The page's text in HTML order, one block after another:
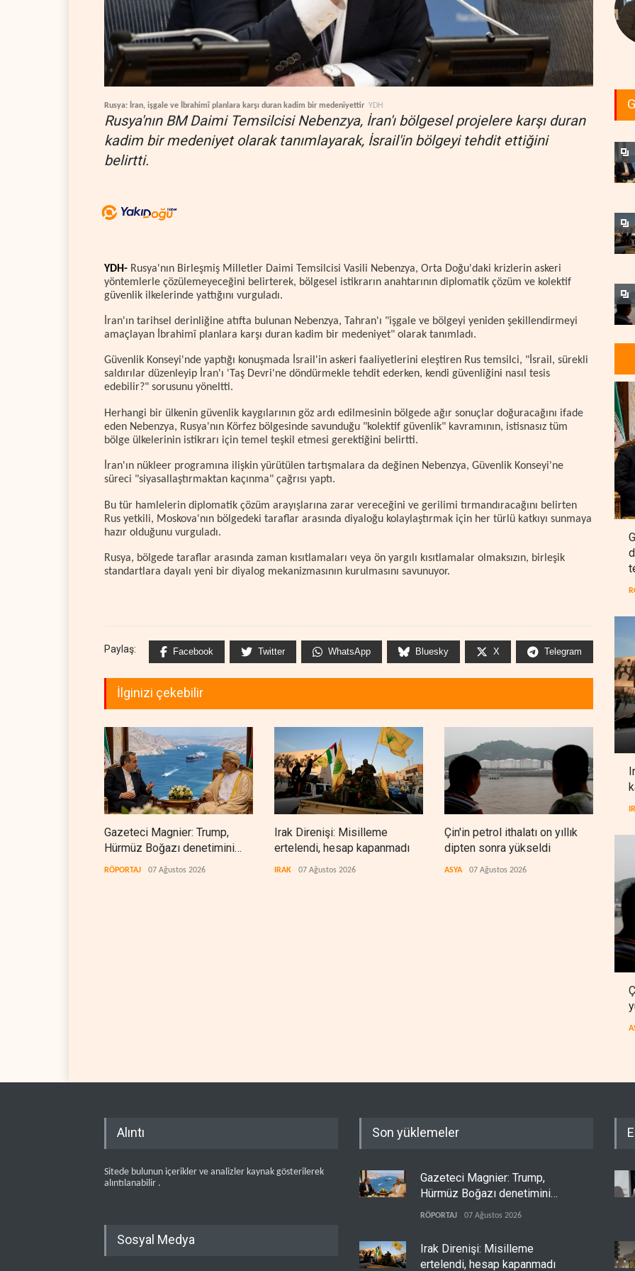
Rusya: İran, işgale ve İbrahimî planlara karşı duran kadim bir medeniyettir YDH
Rusya'nın BM Daimi Temsilcisi Nebenzya, İran'ı bölgesel projelere karşı duran
kadim bir medeniyet olarak tanımlayarak, İsrail'in bölgeyi tehdit ettiğini
belirtti.
YDH- Rusya'nın Birleşmiş Milletler Daimi Temsilcisi Vasili Nebenzya, Orta Doğu'daki krizlerin askeri
yöntemlerle çözülemeyeceğini belirterek, bölgesel istikrarın anahtarının diplomatik çözüm ve kolektif
güvenlik ilkelerinde yattığını vurguladı.
İran'ın tarihsel derinliğine atıfta bulunan Nebenzya, Tahran'ı "işgale ve bölgeyi yeniden şekillendirmeyi
amaçlayan İbrahimî planlara karşı duran kadim bir medeniyet" olarak tanımladı.
Güvenlik Konseyi'nde yaptığı konuşmada İsrail'in askeri faaliyetlerini eleştiren Rus temsilci, "İsrail, sürekli
saldırılar düzenleyip İran'ı 'Taş Devri'ne döndürmekle tehdit ederken, kendi güvenliğini nasıl tesis
edebilir?" sorusunu yöneltti.
Herhangi bir ülkenin güvenlik kaygılarının göz ardı edilmesinin bölgede ağır sonuçlar doğuracağını ifade
eden Nebenzya, Rusya'nın Körfez bölgesinde savunduğu "kolektif güvenlik" kavramının, istisnasız tüm
bölge ülkelerinin istikrarı için temel teşkil etmesi gerektiğini belirtti.
İran'ın nükleer programına ilişkin yürütülen tartışmalara da değinen Nebenzya, Güvenlik Konseyi'ne
süreci "siyasallaştırmaktan kaçınma" çağrısı yaptı.
Bu tür hamlelerin diplomatik çözüm arayışlarına zarar vereceğini ve gerilimi tırmandıracağını belirten
Rus yetkili, Moskova'nın bölgedeki taraflar arasında diyaloğu kolaylaştırmak için her türlü katkıyı sunmaya
hazır olduğunu vurguladı.
Rusya, bölgede taraflar arasında zaman kısıtlamaları veya ön yargılı kısıtlamalar olmaksızın, birleşik
standartlara dayalı yeni bir diyalog mekanizmasının kurulmasını savunuyor.
Paylaş: Facebook Twitter WhatsApp Bluesky X Telegram
İlginizi çekebilir
Gazeteci Magnier: Trump,
Hürmüz Boğazı denetimini
doğrudan İran ve Umman'a
RÖPORTAJ 07 Ağustos 2026
Irak Direnişi: Misilleme
ertelendi, hesap kapanmadı
IRAK 07 Ağustos 2026
Çin'in petrol ithalatı on yıllık
dipten sonra yükseldi
ASYA 07 Ağustos 2026
Alıntı
Sitede bulunun içerikler ve analizler kaynak gösterilerek
alıntılanabilir .
Sosyal Medya
Son yüklemeler
Gazeteci Magnier: Trump,
Hürmüz Boğazı denetimini
doğrudan İran ve Umman'a
RÖPORTAJ 07 Ağustos 2026
Irak Direnişi: Misilleme
ertelendi, hesap kapanmadı